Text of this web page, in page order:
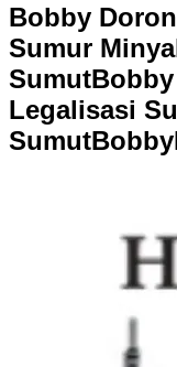
Bobby
Sumur
Sumut
Legalisasi
SumutBobby